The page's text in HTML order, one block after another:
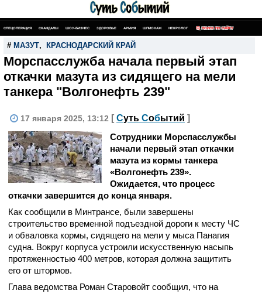
СПЕЦОПЕРАЦИЯ СКАНДАЛЫ ШОУ-БИЗНЕС ЗДОРОВЬЕ АРМИЯ ШПИОНАЖ НЕКРОЛОГ ПОИСК ПО САЙТУ
# МАЗУТ, КРАСНОДАРСКИЙ КРАЙ
Морспасслужба начала первый этап
откачки мазута из сидящего на мели
танкера "Волгонефть 239"
17 января 2025, 13:12 [ Суть Событий ]
Сотрудники Морспасслужбы
начали первый этап откачки
мазута из кормы танкера
«Волгонефть 239».
Ожидается, что процесс
откачки завершится до конца января.
Как сообщили в Минтрансе, были завершены
строительство временной подъездной дороги к месту ЧС
и обваловка кормы, сидящего на мели у мыса Панагия
судна. Вокруг корпуса устроили искусственную насыпь
протяженностью 400 метров, которая должна защитить
его от штормов.
Глава ведомства Роман Старовойт сообщил, что на